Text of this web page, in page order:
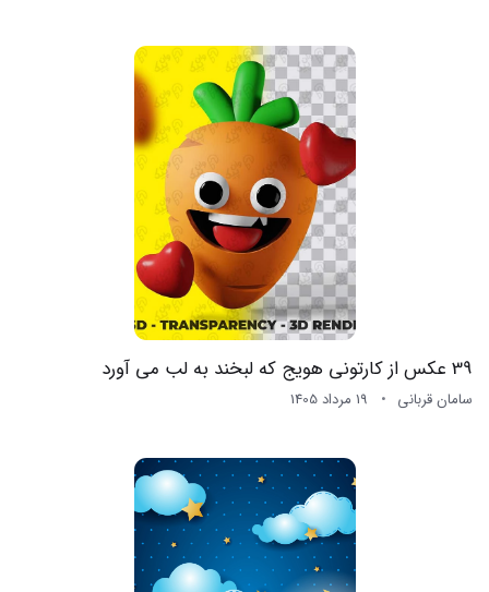
39 عکس از کارتونی هویج که لبخند به لب می آورد
سامان قربانی 19 مرداد 1405